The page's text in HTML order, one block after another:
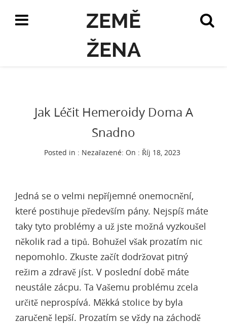
ZEMĚ
ŽENA
Jak Léčit Hemeroidy Doma A
Snadno
Posted in : Nezařazené: On : Říj 18, 2023
Jedná se o velmi nepříjemné onemocnění,
které postihuje především pány. Nejspíš máte
taky tyto problémy a už jste možná vyzkoušel
několik rad a tipů. Bohužel však prozatím nic
nepomohlo. Zkuste začít dodržovat pitný
režim a zdravě jíst. V poslední době máte
neustále zácpu. Ta Vašemu problému zcela
určitě neprospívá. Měkká stolice by byla
zaručeně lepší. Prozatím se vždy na záchodě